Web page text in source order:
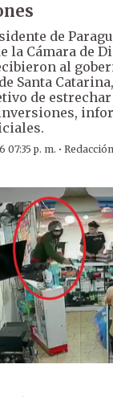
de
la Cámara de
al
Santa
de
07:35 p. m. ·